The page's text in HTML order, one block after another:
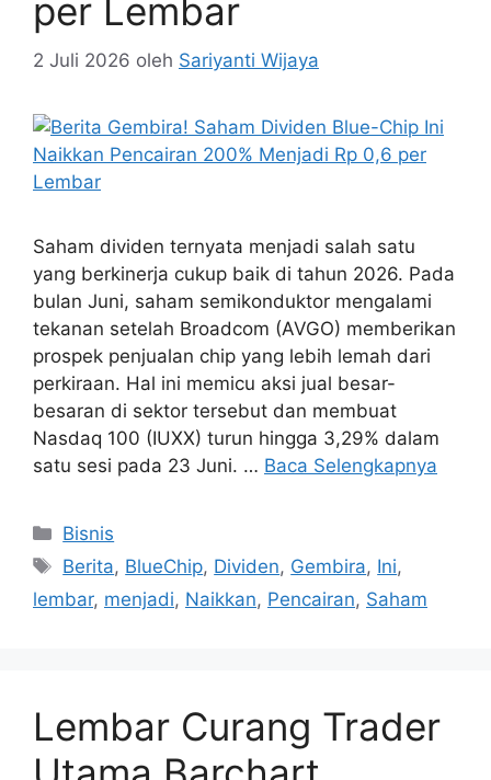
per Lembar
2 Juli 2026 oleh Sariyanti Wijaya
Saham dividen ternyata menjadi salah satu
yang berkinerja cukup baik di tahun 2026. Pada
bulan Juni, saham semikonduktor mengalami
tekanan setelah Broadcom (AVGO) memberikan
prospek penjualan chip yang lebih lemah dari
perkiraan. Hal ini memicu aksi jual besar-
besaran di sektor tersebut dan membuat
Nasdaq 100 (IUXX) turun hingga 3,29% dalam
satu sesi pada 23 Juni. … Baca Selengkapnya
Kategori
Bisnis
Tag
Berita, BlueChip, Dividen, Gembira, Ini,
lembar, menjadi, Naikkan, Pencairan, Saham
Lembar Curang Trader